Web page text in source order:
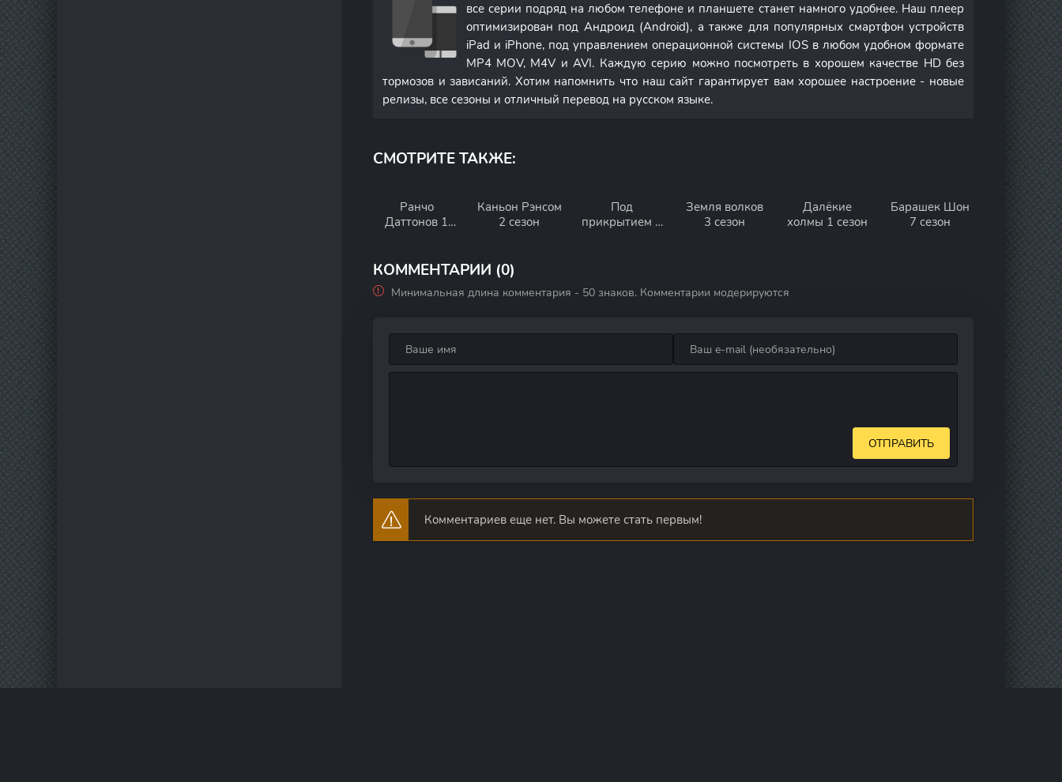
все серии подряд на любом телефоне и планшете станет намного удобнее. Наш плеер
оптимизирован под Андроид (Android), а также для популярных смартфон устройств
iPad и iPhone, под управлением операционной системы IOS в любом удобном формате
MP4 MOV, M4V и AVI. Каждую серию можно посмотреть в хорошем качестве HD без
тормозов и зависаний. Хотим напомнить что наш сайт гарантирует вам хорошее настроение - новые
релизы, все сезоны и отличный перевод на русском языке.
СМОТРИТЕ ТАКЖЕ:
Ранчо
Даттонов 1
Каньон Рэнсом
2 сезон
Под
прикрытием 3
Земля волков
3 сезон
Далёкие
холмы 1 сезон
Барашек Шон
7 сезон
КОММЕНТАРИИ (0)
Минимальная длина комментария - 50 знаков. Комментарии модерируются
ОТПРАВИТЬ
Комментариев еще нет. Вы можете стать первым!